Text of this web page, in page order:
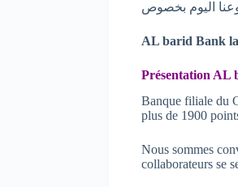
AL barid Bank
Présentation AL
Banque filiale du
plus de 1900
Nous sommes
collaborateurs se